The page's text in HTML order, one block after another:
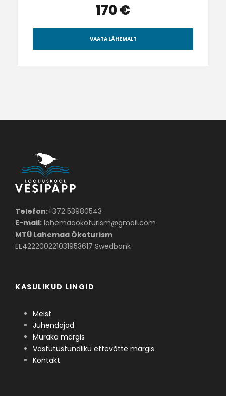
170 €
VAATA LÄHEMALT
Telefon:+372 53980543
E-mail: lahemaaokoturism@gmail.com
MTÜ Lahemaa Ökoturism
EE422200221031953617 Swedbank
KASULIKUD LINGID
Meist
Juhendajad
Muraka märgis
Vastutustundliku ettevõtte märgis
Kontakt